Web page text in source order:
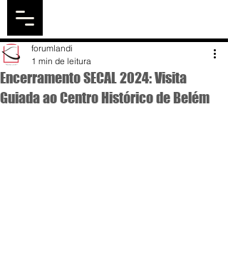
Encerramento SECAL 2024: Visita
Guiada ao Centro Histórico de Belém
forumlandi
1 min de leitura